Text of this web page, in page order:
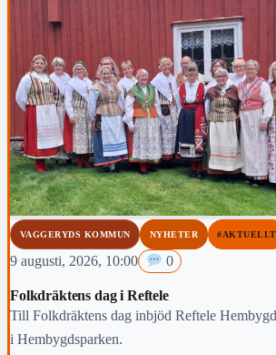
VAGGERYDS KOMMUN NYHETER #AKTUELLT
9 augusti, 2026, 10:00 0
Folkdräktens dag i Reftele
Till Folkdräktens dag inbjöd Reftele
i Hembygdsparken.